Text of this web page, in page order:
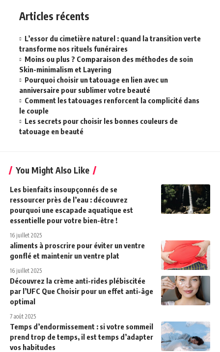
Articles récents
L’essor du cimetière naturel : quand la transition verte
transforme nos rituels funéraires
Moins ou plus ? Comparaison des méthodes de soin
Skin-minimalism et Layering
Pourquoi choisir un tatouage en lien avec un
anniversaire pour sublimer votre beauté
Comment les tatouages renforcent la complicité dans
le couple
Les secrets pour choisir les bonnes couleurs de
tatouage en beauté
You Might Also Like
Les bienfaits insoupçonnés de se
ressourcer près de l’eau : découvrez
pourquoi une escapade aquatique est
essentielle pour votre bien-être !
16 juillet 2025
aliments à proscrire pour éviter un ventre
gonflé et maintenir un ventre plat
16 juillet 2025
Découvrez la crème anti-rides plébiscitée
par l’UFC Que Choisir pour un effet anti-âge
optimal
7 août 2025
Temps d’endormissement : si votre sommeil
prend trop de temps, il est temps d’adapter
vos habitudes